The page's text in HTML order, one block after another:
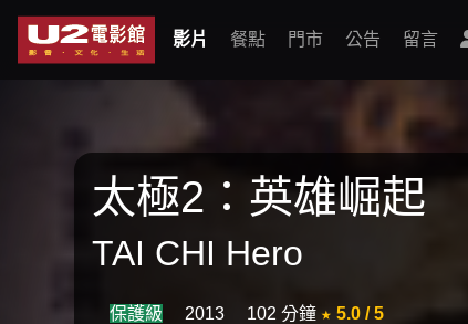
影片 餐點 門市 公告 留言
太極2：英雄崛起
TAI CHI Hero
保護級 2013 102 分鐘 ★ 5.0 / 5